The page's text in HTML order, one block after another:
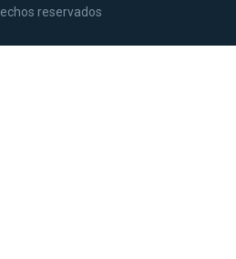
reservados